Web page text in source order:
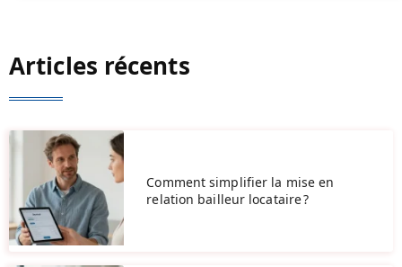
Articles récents
Comment simplifier la mise en
relation bailleur locataire ?